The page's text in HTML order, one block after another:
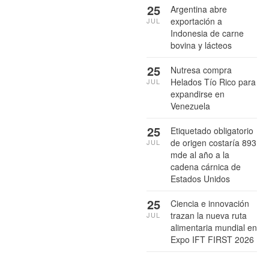
Argentina abre
exportación a
Indonesia de carne
bovina y lácteos
25
JUL
Nutresa compra
Helados Tío Rico para
expandirse en
Venezuela
25
JUL
Etiquetado obligatorio
de origen costaría 893
mde al año a la
cadena cárnica de
Estados Unidos
25
JUL
Ciencia e innovación
trazan la nueva ruta
alimentaria mundial en
Expo IFT FIRST 2026
25
JUL